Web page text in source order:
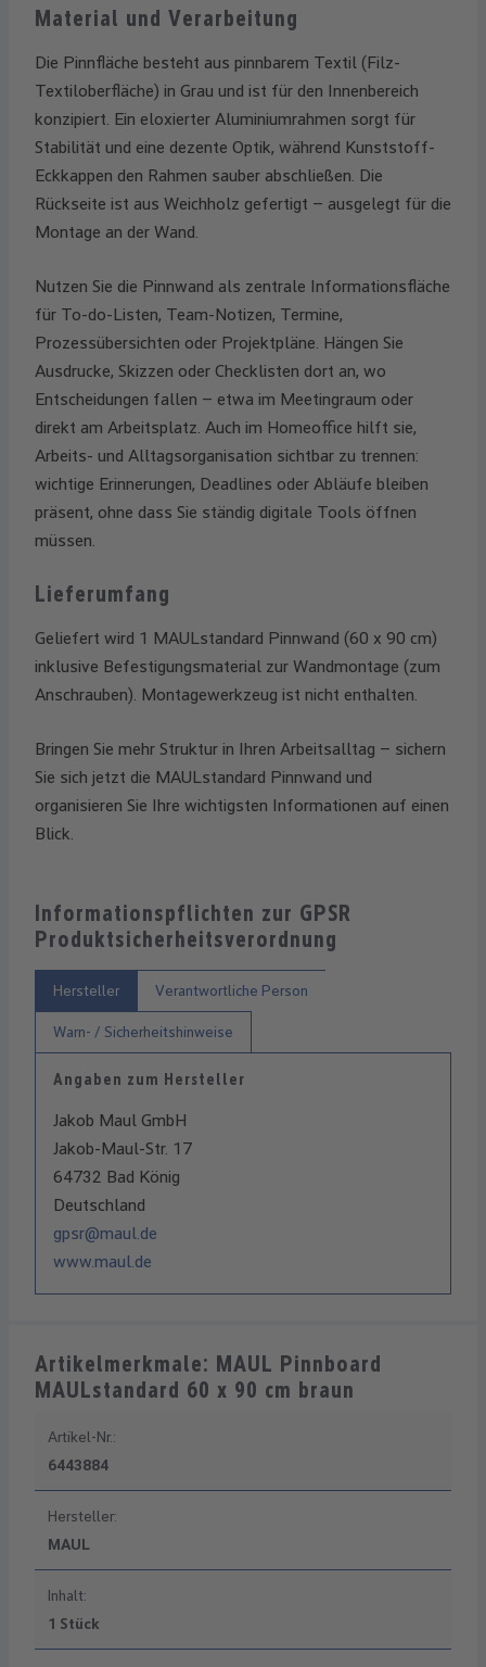
Material und Verarbeitung
Die Pinnfläche besteht aus pinnbarem Textil (Filz-
Textiloberfläche) in Grau und ist für den Innenbereich
konzipiert. Ein eloxierter Aluminiumrahmen sorgt für
Stabilität und eine dezente Optik, während Kunststoff-
Eckkappen den Rahmen sauber abschließen. Die
Rückseite ist aus Weichholz gefertigt – ausgelegt für die
Montage an der Wand.
Nutzen Sie die Pinnwand als zentrale Informationsfläche
für To-do-Listen, Team-Notizen, Termine,
Prozessübersichten oder Projektpläne. Hängen Sie
Ausdrucke, Skizzen oder Checklisten dort an, wo
Entscheidungen fallen – etwa im Meetingraum oder
direkt am Arbeitsplatz. Auch im Homeoffice hilft sie,
Arbeits- und Alltagsorganisation sichtbar zu trennen:
wichtige Erinnerungen, Deadlines oder Abläufe bleiben
präsent, ohne dass Sie ständig digitale Tools öffnen
müssen.
Lieferumfang
Geliefert wird 1 MAULstandard Pinnwand (60 x 90 cm)
inklusive Befestigungsmaterial zur Wandmontage (zum
Anschrauben). Montagewerkzeug ist nicht enthalten.
Bringen Sie mehr Struktur in Ihren Arbeitsalltag – sichern
Sie sich jetzt die MAULstandard Pinnwand und
organisieren Sie Ihre wichtigsten Informationen auf einen
Blick.
Informationspflichten zur GPSR
Produktsicherheitsverordnung
Hersteller Verantwortliche Person
Warn- / Sicherheitshinweise
Angaben zum Hersteller
Jakob Maul GmbH
Jakob-Maul-Str. 17
64732 Bad König
Deutschland
gpsr@maul.de
www.maul.de
Artikelmerkmale: MAUL Pinnboard
MAULstandard 60 x 90 cm braun
Artikel-Nr.:
6443884
Hersteller:
MAUL
Inhalt:
1 Stück